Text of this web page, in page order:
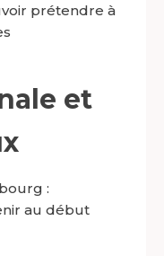
prétendre à
et
:
au début